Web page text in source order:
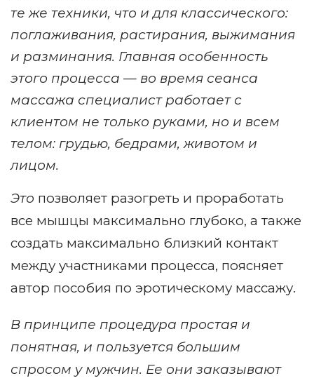
те же техники, что и для классического:
поглаживания, растирания, выжимания
и разминания. Главная особенность
этого процесса — во время сеанса
массажа специалист работает с
клиентом не только руками, но и всем
телом: грудью, бедрами, животом и
лицом.
Это позволяет разогреть и проработать
все мышцы максимально глубоко, а также
создать максимально близкий контакт
между участниками процесса, поясняет
автор пособия по эротическому массажу.
В принципе процедура простая и
понятная, и пользуется большим
спросом у мужчин. Ее они заказывают